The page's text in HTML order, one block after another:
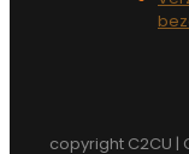
copyright C2CU |